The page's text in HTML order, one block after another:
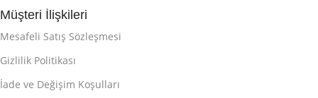
Müşteri İlişkileri
Mesafeli Satış Sözleşmesi
Gizlilik Politikası
İade ve Değişim Koşulları